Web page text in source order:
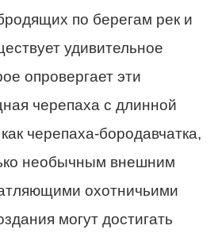
по берегам рек и
удивительное
опровергает эти
черепаха с длинной
черепаха-бородавчатка,
необычным внешним
охотничьими
могут достигать